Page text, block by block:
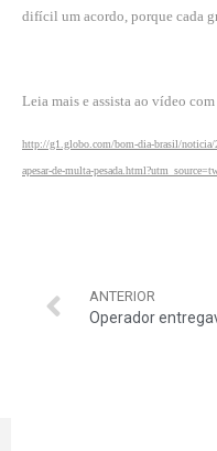
difícil um acordo, porque cada
Leia mais e assista ao vídeo
http://g1.globo.com/bom-dia-brasil/noticia/
apesar-de-multa-
ANTERIOR